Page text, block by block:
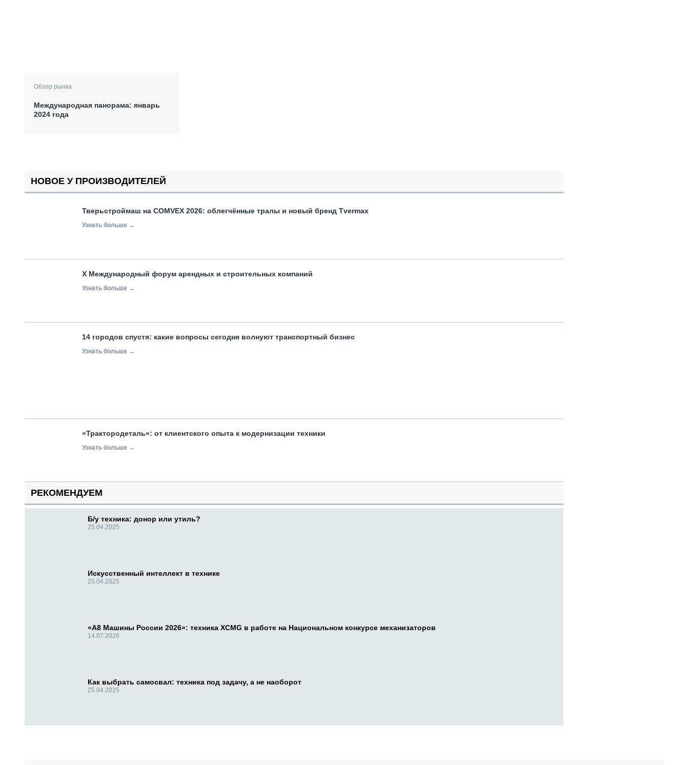
Обзор рынка
Международная панорама: январь
2024 года
НОВОЕ У ПРОИЗВОДИТЕЛЕЙ
Тверьстроймаш на COMVEX 2026: облегчённые тралы и новый бренд Tvermax
Узнать больше →
X Международный форум арендных и строительных компаний
Узнать больше →
14 городов спустя: какие вопросы сегодня волнуют транспортный бизнес
Узнать больше →
«Трактородеталь»: от клиентского опыта к модернизации техники
Узнать больше →
РЕКОМЕНДУЕМ
Б/у техника: донор или утиль?
25.04.2025
Искусственный интеллект в технике
25.04.2025
«А8 Машины России 2026»: техника XCMG в работе на Национальном конкурсе механизаторов
14.07.2026
Как выбрать самосвал: техника под задачу, а не наоборот
25.04.2025